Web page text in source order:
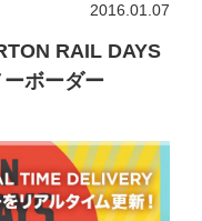
RAIL DAYS
ボーダー
2016.01.07